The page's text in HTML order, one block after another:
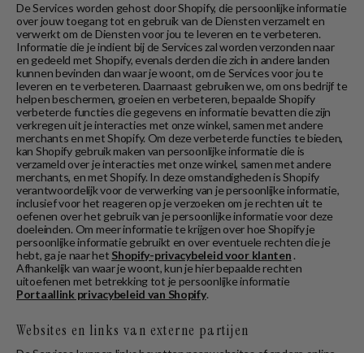
De Services worden gehost door Shopify, die persoonlijke informatie
over jouw toegang tot en gebruik van de Diensten verzamelt en
verwerkt om de Diensten voor jou te leveren en te verbeteren.
Informatie die je indient bij de Services zal worden verzonden naar
en gedeeld met Shopify, evenals derden die zich in andere landen
kunnen bevinden dan waar je woont, om de Services voor jou te
leveren en te verbeteren. Daarnaast gebruiken we, om ons bedrijf te
helpen beschermen, groeien en verbeteren, bepaalde Shopify
verbeterde functies die gegevens en informatie bevatten die zijn
verkregen uit je interacties met onze winkel, samen met andere
merchants en met Shopify. Om deze verbeterde functies te bieden,
kan Shopify gebruik maken van persoonlijke informatie die is
verzameld over je interacties met onze winkel, samen met andere
merchants, en met Shopify. In deze omstandigheden is Shopify
verantwoordelijk voor de verwerking van je persoonlijke informatie,
inclusief voor het reageren op je verzoeken om je rechten uit te
oefenen over het gebruik van je persoonlijke informatie voor deze
doeleinden. Om meer informatie te krijgen over hoe Shopify je
persoonlijke informatie gebruikt en over eventuele rechten die je
hebt, ga je naar het Shopify-privacybeleid voor klanten .
Afhankelijk van waar je woont, kun je hier bepaalde rechten
uitoefenen met betrekking tot je persoonlijke informatie
Portaallink privacybeleid van Shopify.
Websites en links van externe partijen